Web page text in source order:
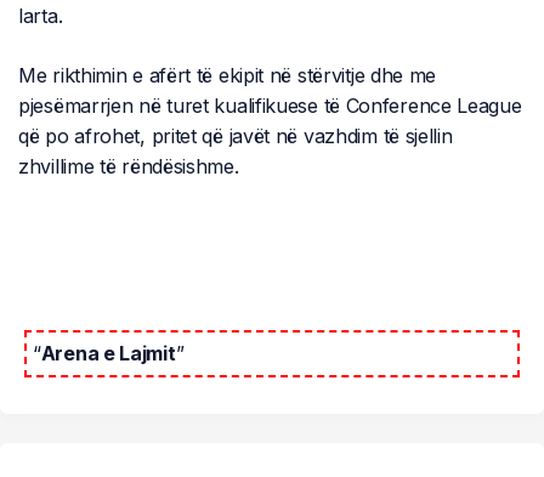
larta.
Me rikthimin e afërt të ekipit në stërvitje dhe me
pjesëmarrjen në turet kualifikuese të Conference League
që po afrohet, pritet që javët në vazhdim të sjellin
zhvillime të rëndësishme.
“Arena e Lajmit”